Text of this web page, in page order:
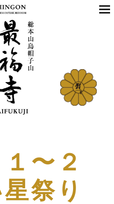
〜２
祭り